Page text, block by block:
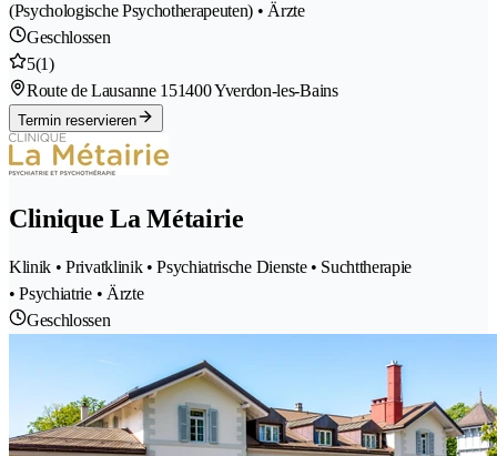
(Psychologische Psychotherapeuten) • Ärzte
Geschlossen
5(1)
Route de Lausanne 151400 Yverdon-les-Bains
Termin reservieren
Clinique La Métairie
Klinik • Privatklinik • Psychiatrische Dienste • Suchttherapie
• Psychiatrie • Ärzte
Geschlossen